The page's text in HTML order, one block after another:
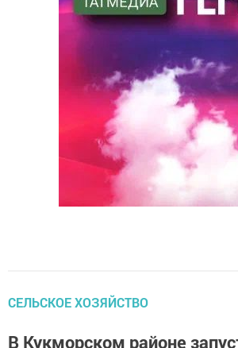
СЕЛЬСКОЕ ХОЗЯЙСТВО
В Кукморском районе